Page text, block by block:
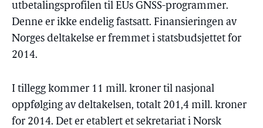
utbetalingsprofilen til EUs GNSS-programmer.
Denne er ikke endelig fastsatt. Finansieringen av
Norges deltakelse er fremmet i statsbudsjettet for
2014.
I tillegg kommer 11 mill. kroner til nasjonal
oppfølging av deltakelsen, totalt 201,4 mill. kroner
for 2014. Det er etablert et sekretariat i Norsk